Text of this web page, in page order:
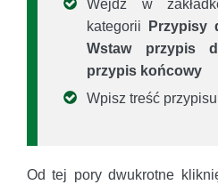
Wejdź w
kategorii
Przypisy
Wstaw przypis
przypis końcowy
Wpisz treść
Od tej pory dwukrotne